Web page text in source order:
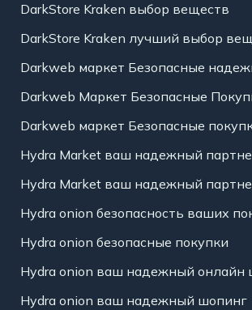
DarkStore Kraken выбор веществ
DarkStore Kraken лучший выбор
Darkweb маркет Безопасные
Darkweb Маркет Безопасные
Darkweb маркет Безопасные
Hydra Market ваш надежный
Hydra Market ваш надежный
Hydra onion безопасность ваших
Hydra onion безопасные покупки
Hydra onion ваш надежный онлайн
Hydra onion ваш надежный шопинг